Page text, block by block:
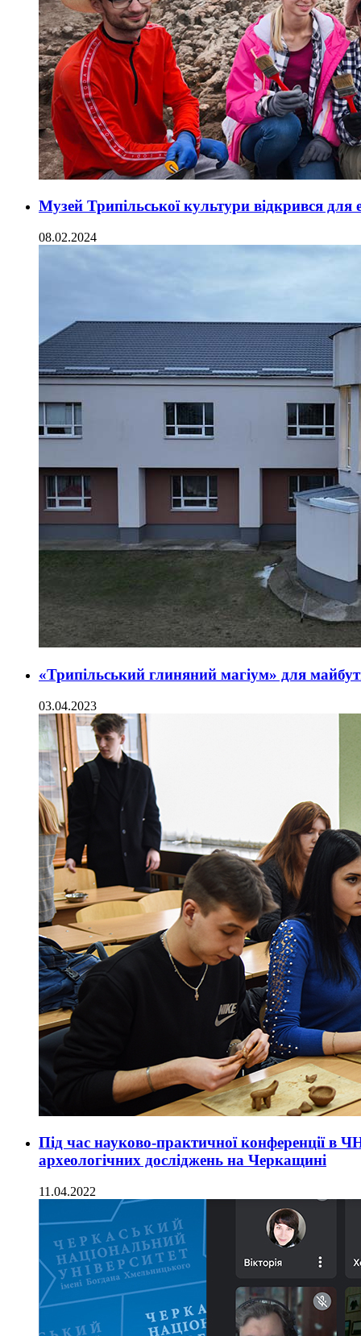
Музей Трипільської культури відкрився для
08.02.2024
«Трипільський глиняний магіум» для
03.04.2023
Під час науково-практичної конференції в
археологічних досліджень на Черкащині
11.04.2022